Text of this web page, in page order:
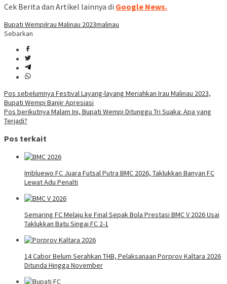
Cek Berita dan Artikel lainnya di Google News.
Bupati WempiIrau Malinau 2023malinau
Sebarkan
Navigasi
pos
Pos sebelumnya Festival Layang-layang Meriahkan Irau Malinau 2023,
Bupati Wempi Banjir Apresiasi
Pos berikutnya Malam Ini, Bupati Wempi Ditunggu Tri Suaka: Apa yang
Terjadi?
Pos terkait
Imbluewo FC Juara Futsal Putra BMC 2026, Taklukkan Banyan FC
Lewat Adu Penalti
Semaring FC Melaju ke Final Sepak Bola Prestasi BMC V 2026 Usai
Taklukkan Batu Singai FC 2-1
14 Cabor Belum Serahkan THB, Pelaksanaan Porprov Kaltara 2026
Ditunda Hingga November